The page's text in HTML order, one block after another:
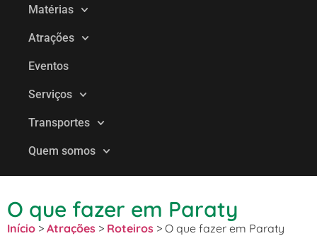
Matérias
Atrações
Eventos
Serviços
Transportes
Quem somos
O que fazer em Paraty
Início > Atrações > Roteiros > O que fazer em Paraty